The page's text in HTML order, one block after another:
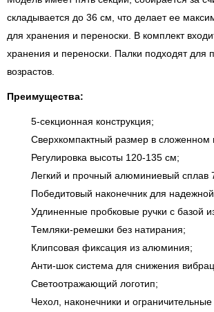
складывается до 36 см, что делает ее
для хранения и переноски. В комплект
хранения и переноски. Палки подходят для
возрастов.
Преимущества:
5-секционная конструкция;
Сверхкомпактный размер в сложенном
Регулировка высоты 120-135 см;
Легкий и прочный алюминиевый сплав
Победитовый наконечник для
Удлиненные пробковые ручки с базой
Темляки-ремешки без натирания;
Клипсовая фиксация из алюминия;
Анти-шок система для снижения
Светоотражающий логотип;
Чехол, наконечники и ограничительные